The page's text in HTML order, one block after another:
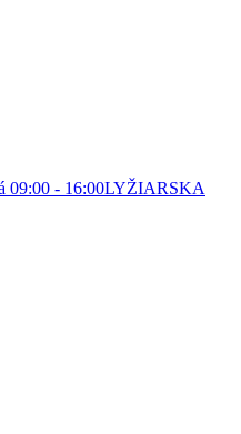
09:00 - 16:00LYŽIARSKA